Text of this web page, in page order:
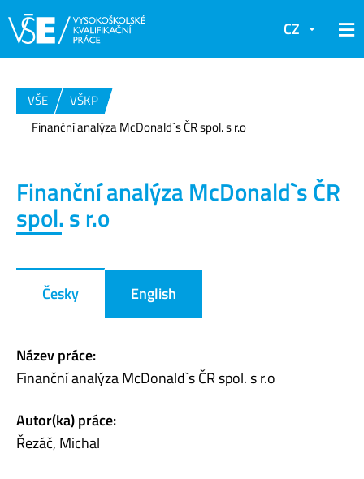
CZ
VŠE
VŠKP
Finanční analýza McDonald`s ČR spol. s r.o
Finanční analýza McDonald`s ČR
spol. s r.o
Česky English
Název práce:
Finanční analýza McDonald`s ČR spol. s r.o
Autor(ka) práce:
Řezáč, Michal